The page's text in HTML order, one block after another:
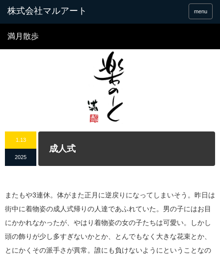
menu
満月散歩
1.13
2025
成人式
またもや3連休。体がまた正月に逆戻りになってしまいそう。昨日は
街中に着物姿の成人式帰りの人達であふれていた。男の子にはお目
にかかれなかったが、やはり着物姿の女の子たちは可愛い。しかし
頭の飾りが少し多すぎないかとか、とんでもなく大きな花束とか、
とにかくその派手さが異常。誰にも負けないようにということなの